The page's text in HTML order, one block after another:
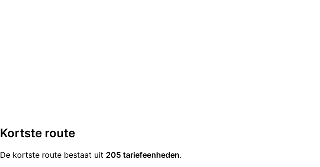
Kortste route
De kortste route bestaat uit 205 tariefeenheden.